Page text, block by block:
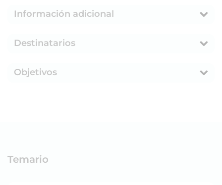
Información adicional
Destinatarios
Objetivos
Temario